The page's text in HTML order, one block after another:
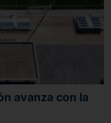
avanza con la